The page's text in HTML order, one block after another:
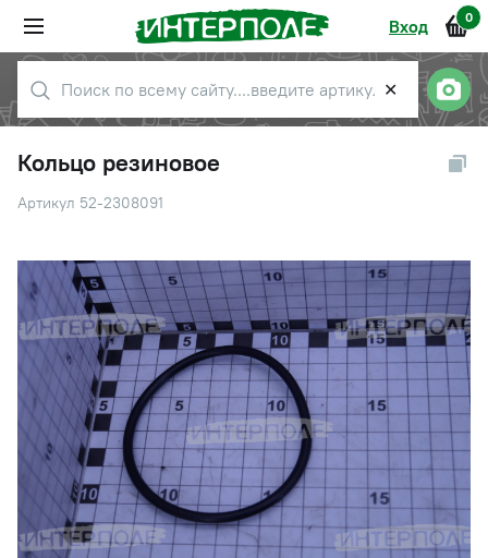
Вход 0
✕
Кольцо резиновое
Артикул 52-2308091